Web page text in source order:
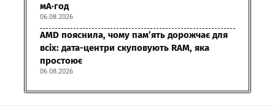
мА·год
06.08.2026
AMD пояснила, чому пам’ять дорожчає для
всіх: дата-центри скуповують RAM, яка
простоює
06.08.2026